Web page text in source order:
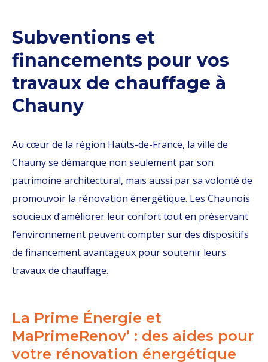
Subventions et
financements pour vos
travaux de chauffage à
Chauny
Au cœur de la région Hauts-de-France, la ville de
Chauny se démarque non seulement par son
patrimoine architectural, mais aussi par sa volonté de
promouvoir la rénovation énergétique. Les Chaunois
soucieux d’améliorer leur confort tout en préservant
l’environnement peuvent compter sur des dispositifs
de financement avantageux pour soutenir leurs
travaux de chauffage.
La Prime Énergie et
MaPrimeRenov’ : des aides pour
votre rénovation énergétique